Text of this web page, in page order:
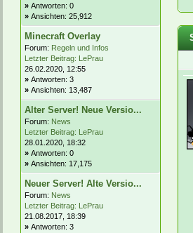
» Antworten: 0
» Ansichten: 25,912
Minecraft Overlay
Forum: Regeln und Infos
Letzter Beitrag: LePrau
26.02.2020, 12:55
» Antworten: 3
» Ansichten: 13,487
Alter Server! Neue Versio...
Forum: News
Letzter Beitrag: LePrau
28.01.2020, 18:32
» Antworten: 0
» Ansichten: 17,175
Neuer Server! Alte Versio...
Forum: News
Letzter Beitrag: LePrau
21.08.2017, 18:39
» Antworten: 3